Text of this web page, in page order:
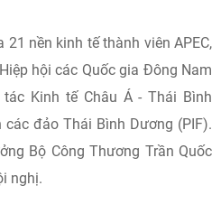
nền kinh tế thành viên APEC,
hội các Quốc gia Đông Nam
tác Kinh tế Châu Á - Thái Bình
các đảo Thái Bình Dương (PIF).
Bộ Công Thương Trần Quốc
nghị.